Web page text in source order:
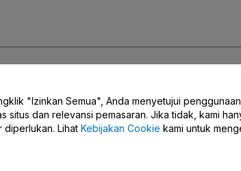
Informasi Pribadi Saya/Pilihan Privasi Anda.
"Izinkan Semua", Anda menyetujui
situs dan relevansi pemasaran. Jika tidak, kami
diperlukan. Lihat Kebijakan Cookie kami untuk